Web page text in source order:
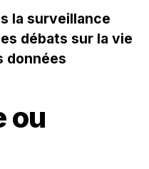
la surveillance
débats sur la vie
données
ou